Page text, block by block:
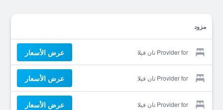
مزود
Provider for تان فيلا عرض الأسعار
Provider for تان فيلا عرض الأسعار
Provider for تان فيلا عرض الأسعار